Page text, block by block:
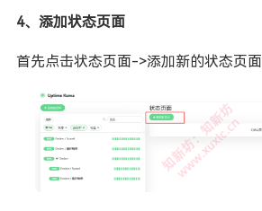
4、添加状态页面
首先点击状态页面->添加新的状态页面